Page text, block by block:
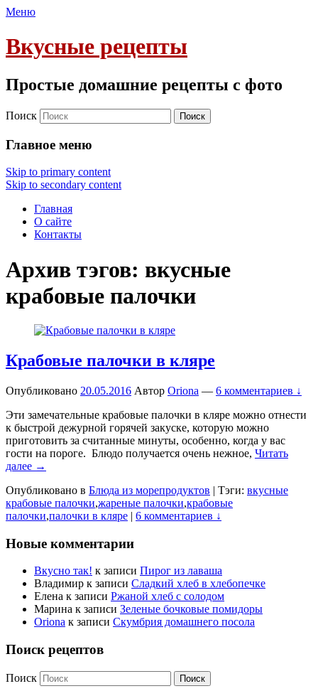
Меню
Вкусные рецепты
Простые домашние рецепты с фото
Поиск
Главное меню
Skip to primary content
Skip to secondary content
Главная
О сайте
Контакты
Архив тэгов: вкусные
крабовые палочки
Крабовые палочки в кляре
Опубликовано 20.05.2016 Автор Oriona — 6 комментариев ↓
Эти замечательные крабовые палочки в кляре можно отнести
к быстрой дежурной горячей закуске, которую можно
приготовить за считанные минуты, особенно, когда у вас
гости на пороге. Блюдо получается очень нежное, Читать
далее →
Опубликовано в Блюда из морепродуктов | Тэги: вкусные
крабовые палочки,жареные палочки,крабовые
палочки,палочки в кляре | 6 комментариев ↓
Новые комментарии
Вкусно так! к записи Пирог из лаваша
Владимир к записи Сладкий хлеб в хлебопечке
Елена к записи Ржаной хлеб с солодом
Марина к записи Зеленые бочковые помидоры
Oriona к записи Скумбрия домашнего посола
Поиск рецептов
Поиск